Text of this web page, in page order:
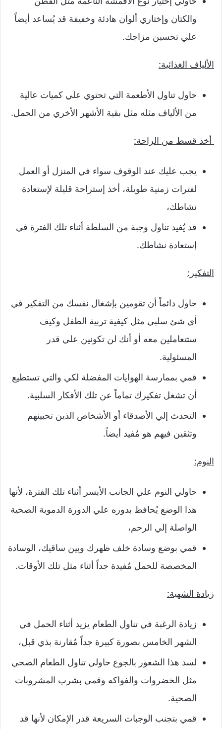
والكتان وإختاري ألوان هادئة وخفيفة قد يُساعد أيضاً
علي تحسين مزاجك.
الألياف الغذائية:
حاول تناول الأطعمة التي تحتوي علي كميات عالية
من الألياف مثله مثل بقية الأشهر الأخري من الحمل.
أخذ قسط من الراحة:
يجب عليك عند الوقوف سواء في المنزل أو العمل
لفترات زمنية طويلة، أخذ إستراحة قليلة لإستعادة
نشاطك،
قد يُفيد تناول وجبة من السلطة أثناء تلك الفترة في
إستعادة نشاطك.
التفكير:
حاول دائماً أن تقومين بإشغال نفسك من التفكير في
أي شئ سلبي مثل كيفية تربية الطفل وكيف
ستتعاملين معه أو أنك لن تكونين علي قدر
المسئولية.
قمي بممارسة الهوايات المفضلة لكي والتي تستطيع
أن تشغل تفكيرك تماماً عن تلك الأفكار السلبية.
التحدث إلي الأصدقاء أو الأشخاص الذين تحبينهم
وتثقين فيهم هو مُفيد أيضاً.
النوم:
حاولي النوم علي الجانب الأيسر أثناء تلك الفترة، لأنها
هذا الوضع يُحافظ بدوره علي الدورة الدموية الصحية
الواصلة إلي الرحم،
قمي بوضع وسادة خلف ظهرك وبين ساقيك، الوسادة
المخصصة للحمل مُفيدة جداً أثناء مثل تلك الأوقات.
زيادة الشهية:
زيادة الرغبة في تناول الطعام يزيد أثناء الحمل في
الشهر الخامس بصورة كبيرة جداً مُقارنة بذي قبل،
لسد هذا الشعور بالجوع حاولي تناول الطعام الصحي
مثل الخضروات والفواكه وقمي بشرب المشروبات
الصحية.
قمي بتجنب الوجبات السريعة قدر الإمكان لأنها قد